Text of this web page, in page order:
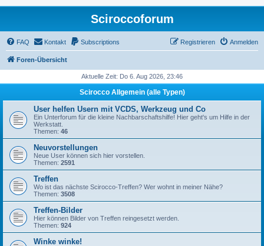
Sciroccoforum
FAQ Kontakt Subscriptions Anmelden
Registrieren
Foren-Übersicht
Aktuelle Zeit: Do 6. Aug 2026, 23:46
Scirocco Allgemein (alle Typen)
User helfen Usern mit VCDS, Werkzeug und Co
Ein Unterforum für die kleine Nachbarschaftshilfe! Hier geht's um Hilfe in der
Werkstatt.
Themen: 46
Neuvorstellungen
Neue User können sich hier vorstellen.
Themen: 2591
Treffen
Wo ist das nächste Scirocco-Treffen? Wer wohnt in meiner Nähe?
Themen: 3508
Treffen-Bilder
Hier können Bilder von Treffen reingesetzt werden.
Themen: 924
Winke winke!